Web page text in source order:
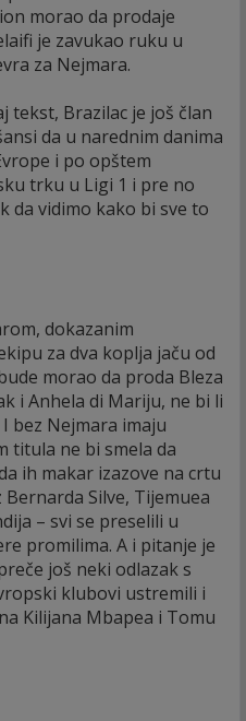
morao da prodaje
je zavukao ruku u
za Nejmara.
tekst, Brazilac je još član
da u narednim danima
i po opštem
trku u Ligi 1 i pre no
da vidimo kako bi sve to
dokazanim
za dva koplja jaču od
morao da proda Bleza
i Anhela di Mariju, ne bi li
bez Nejmara imaju
titula ne bi smela da
ih makar izazove na crtu
Silve, Tijemuea
– svi se preselili u
promilima. A i pitanje je
još neki odlazak s
klubovi ustremili i
Kilijana Mbapea i Tomu